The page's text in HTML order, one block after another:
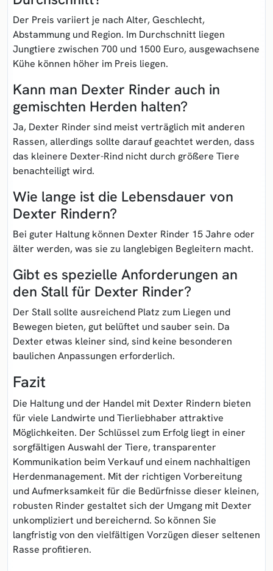
Der Preis variiert je nach Alter, Geschlecht,
Abstammung und Region. Im Durchschnitt liegen
Jungtiere zwischen 700 und 1500 Euro, ausgewachsene
Kühe können höher im Preis liegen.
Kann man Dexter Rinder auch in
gemischten Herden halten?
Ja, Dexter Rinder sind meist verträglich mit anderen
Rassen, allerdings sollte darauf geachtet werden, dass
das kleinere Dexter-Rind nicht durch größere Tiere
benachteiligt wird.
Wie lange ist die Lebensdauer von
Dexter Rindern?
Bei guter Haltung können Dexter Rinder 15 Jahre oder
älter werden, was sie zu langlebigen Begleitern macht.
Gibt es spezielle Anforderungen an
den Stall für Dexter Rinder?
Der Stall sollte ausreichend Platz zum Liegen und
Bewegen bieten, gut belüftet und sauber sein. Da
Dexter etwas kleiner sind, sind keine besonderen
baulichen Anpassungen erforderlich.
Fazit
Die Haltung und der Handel mit Dexter Rindern bieten
für viele Landwirte und Tierliebhaber attraktive
Möglichkeiten. Der Schlüssel zum Erfolg liegt in einer
sorgfältigen Auswahl der Tiere, transparenter
Kommunikation beim Verkauf und einem nachhaltigen
Herdenmanagement. Mit der richtigen Vorbereitung
und Aufmerksamkeit für die Bedürfnisse dieser kleinen,
robusten Rinder gestaltet sich der Umgang mit Dexter
unkompliziert und bereichernd. So können Sie
langfristig von den vielfältigen Vorzügen dieser seltenen
Rasse profitieren.